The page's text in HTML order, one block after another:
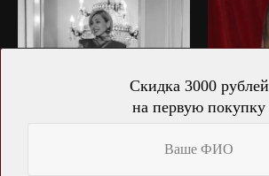
Скидка 3000 рублей
на первую покупку
Ваше ФИО